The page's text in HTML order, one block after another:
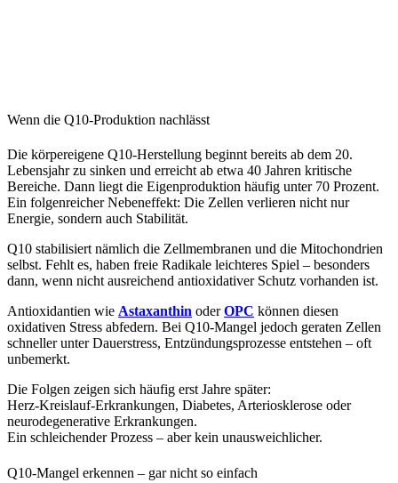
Wenn die Q10-Produktion nachlässt
Die körpereigene Q10-Herstellung beginnt bereits ab dem 20.
Lebensjahr zu sinken und erreicht ab etwa 40 Jahren kritische
Bereiche. Dann liegt die Eigenproduktion häufig unter 70 Prozent.
Ein folgenreicher Nebeneffekt: Die Zellen verlieren nicht nur
Energie, sondern auch Stabilität.
Q10 stabilisiert nämlich die Zellmembranen und die Mitochondrien
selbst. Fehlt es, haben freie Radikale leichteres Spiel – besonders
dann, wenn nicht ausreichend antioxidativer Schutz vorhanden ist.
Antioxidantien wie Astaxanthin oderOPC können diesen
oxidativen Stress abfedern. Bei Q10-Mangel jedoch geraten Zellen
schneller unter Dauerstress, Entzündungsprozesse entstehen – oft
unbemerkt.
Die Folgen zeigen sich häufig erst Jahre später:
Herz-Kreislauf-Erkrankungen, Diabetes, Arteriosklerose oder
neurodegenerative Erkrankungen.
Ein schleichender Prozess – aber kein unausweichlicher.
Q10-Mangel erkennen – gar nicht so einfach